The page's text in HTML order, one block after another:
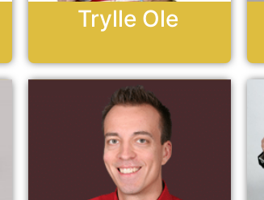
Trylle Ole